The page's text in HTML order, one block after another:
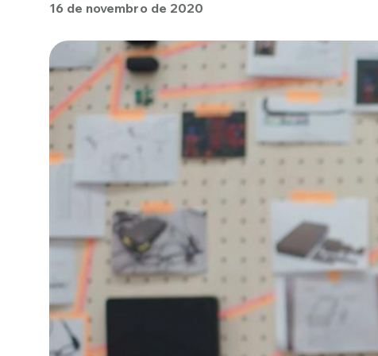
16 de novembro de 2020